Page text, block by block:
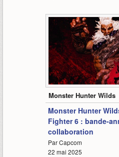
Monster Hunter Wilds
Monster Hunter
Fighter 6 : bande-
collaboration
Par Capcom
22 mai 2025